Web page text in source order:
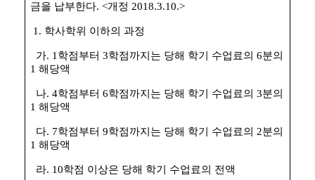
금을 납부한다. <개정 2018.3.10.>
1. 학사학위 이하의 과정
가. 1 학점부터 3학점까지는 당해 학기 수업료의 6분의
1 해당액
나. 4학점부터 6학점까지는 당해 학기 수업료의 3분의
1 해당액
다. 7학점부터 9학점까지는 당해 학기 수업료의 2분의
1 해당액
라. 10학점 이상은 당해 학기 수업료의 전액